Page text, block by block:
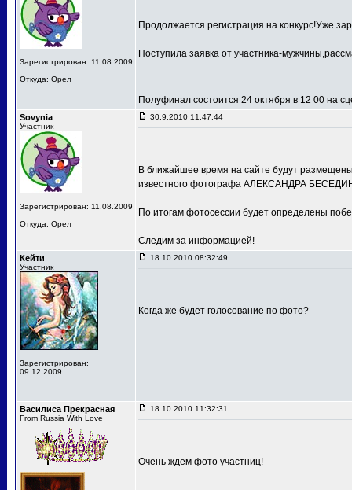
Зарегистрирован: 11.08.2009
Откуда: Орел
Продолжается регистрация на конкурс!Уже
Поступила заявка от участника-
Полуфинал состоится 24 октября в 12 00 на
Sovynia
Участник
Зарегистрирован: 11.08.2009
Откуда: Орел
30.9.2010 11:47:44
В ближайшее время на сайте будут
известного фотографа АЛЕКСАНДРА
По итогам фотосессии будет определены
Следим за информацией!
Кейти
Участник
Зарегистрирован:
09.12.2009
18.10.2010 08:32:49
Когда же будет голосование по фото?
Василиса Прекрасная
From Russia With Love
18.10.2010 11:32:31
Очень ждем фото участниц!